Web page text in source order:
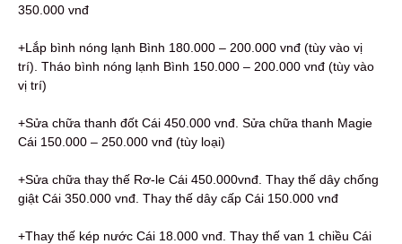
350.000 vnđ
+Lắp bình nóng lạnh Bình 180.000 – 200.000 vnđ (tùy vào vị
trí). Tháo bình nóng lạnh Bình 150.000 – 200.000 vnđ (tùy vào
vị trí)
+Sửa chữa thanh đốt Cái 450.000 vnđ. Sửa chữa thanh Magie
Cái 150.000 – 250.000 vnđ (tùy loại)
+Sửa chữa thay thế Rơ-le Cái 450.000vnđ. Thay thế dây chống
giật Cái 350.000 vnđ. Thay thế dây cấp Cái 150.000 vnđ
+Thay thế kép nước Cái 18.000 vnđ. Thay thế van 1 chiều Cái